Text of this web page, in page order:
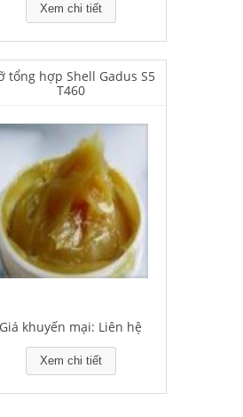
Xem chi tiết
tổng hợp Shell Gadus S5
T460
Giá khuyến mại: Liên hệ
Xem chi tiết